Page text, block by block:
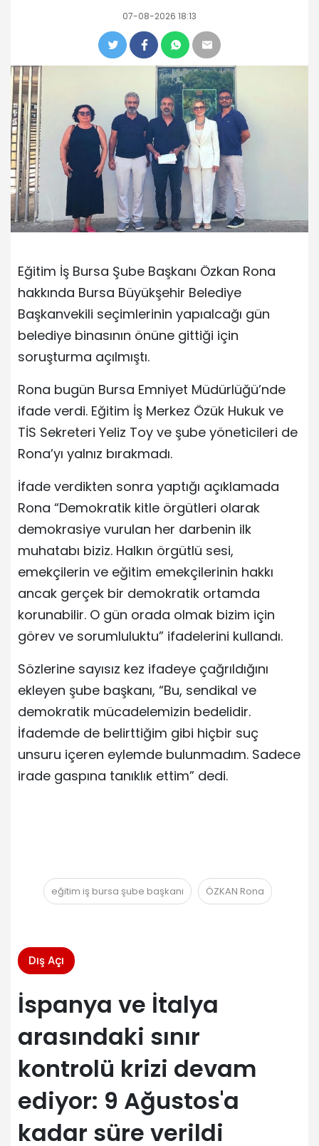
07-08-2026 18:13
Eğitim İş Bursa Şube Başkanı Özkan Rona
hakkında Bursa Büyükşehir Belediye
Başkanvekili seçimlerinin yapıalcağı gün
belediye binasının önüne gittiği için
soruşturma açılmıştı.
Rona bugün Bursa Emniyet Müdürlüğü’nde
ifade verdi. Eğitim İş Merkez Özük Hukuk ve
TİS Sekreteri Yeliz Toy ve şube yöneticileri de
Rona’yı yalnız bırakmadı.
İfade verdikten sonra yaptığı açıklamada
Rona “Demokratik kitle örgütleri olarak
demokrasiye vurulan her darbenin ilk
muhatabı biziz. Halkın örgütlü sesi,
emekçilerin ve eğitim emekçilerinin hakkı
ancak gerçek bir demokratik ortamda
korunabilir. O gün orada olmak bizim için
görev ve sorumluluktu” ifadelerini kullandı.
Sözlerine sayısız kez ifadeye çağrıldığını
ekleyen şube başkanı, “Bu, sendikal ve
demokratik mücadelemizin bedelidir.
İfademde de belirttiğim gibi hiçbir suç
unsuru içeren eylemde bulunmadım. Sadece
irade gaspına tanıklık ettim” dedi.
eğitim iş bursa şube başkanı ÖZKAN Rona
Dış Açı
İspanya ve İtalya
arasındaki sınır
kontrolü krizi devam
ediyor: 9 Ağustos'a
kadar süre verildi